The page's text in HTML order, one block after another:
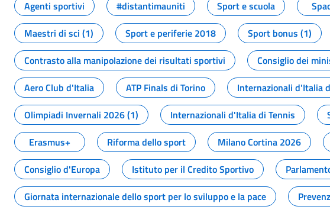
Agenti sportivi
#distantimauniti Sport e scuola
Maestri di sci (1)
Sport e periferie 2018 Sport bonus (1)
Contrasto alla manipolazione dei risultati sportivi
Consiglio dei
Aero Club d'Italia
ATP Finals di Torino Internazionali d'Italia
Olimpiadi Invernali 2026 (1)
Internazionali d'Italia di Tennis
Erasmus+
Riforma dello sport Milano Cortina 2026
Consiglio d'Europa
Istituto per il Credito Sportivo
Giornata internazionale dello sport per lo sviluppo e la pace